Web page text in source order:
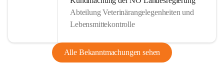
Abteilung Veterinärangelegenheiten und
Lebensmittekontrolle
Alle Bekanntmachungen sehen